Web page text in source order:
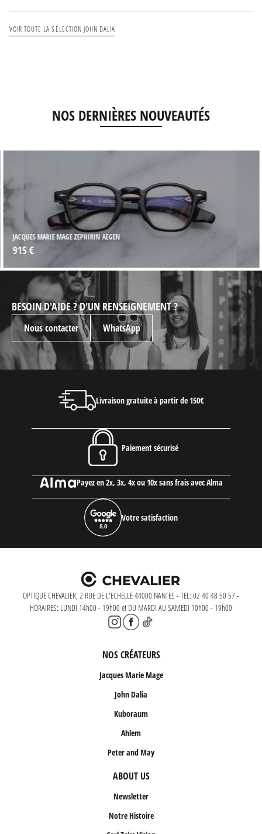
VOIR TOUTE LA SÉLECTION JOHN DALIA
NOS DERNIÈRES NOUVEAUTÉS
JACQUES MARIE MAGE ZEPHIRIN AEGEN
915 €
BESOIN D'AIDE ? D'UN RENSEIGNEMENT ?
Nous contacter WhatsApp
Livraison gratuite à partir de 150€
Paiement sécurisé
Payez en 2x, 3x, 4x ou 10x sans frais avec Alma
Votre satisfaction
OPTIQUE CHEVALIER, 2 RUE DE L'ECHELLE 44000 NANTES - TEL: 02 40 48 50 57 -
HORAIRES: LUNDI 14h00 - 19h00 et DU MARDI AU SAMEDI 10h00 - 19h00
NOS CRÉATEURS
Jacques Marie Mage
John Dalia
Kuboraum
Ahlem
Peter and May
ABOUT US
Newsletter
Notre Histoire